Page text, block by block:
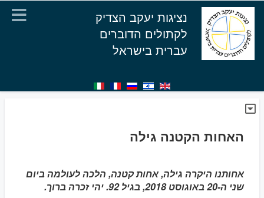
נציגות יעקב הצדיק
לקתולים הדוברים
עברית בישראל
האחות הקטנה גילה
אחותנו היקרה גילה, אחות קטנה, הלכה לעולמה ביום
שני ה-20 באוגוסט 2018, בגיל 92. יהי זכרה ברוך.